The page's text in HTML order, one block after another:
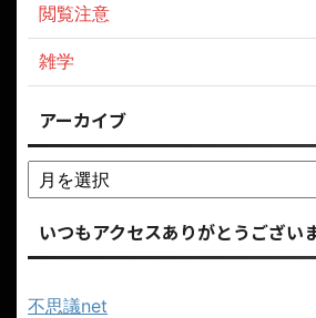
閲覧注意
雑学
アーカイブ
いつもアクセスありがとうござい
不思議net